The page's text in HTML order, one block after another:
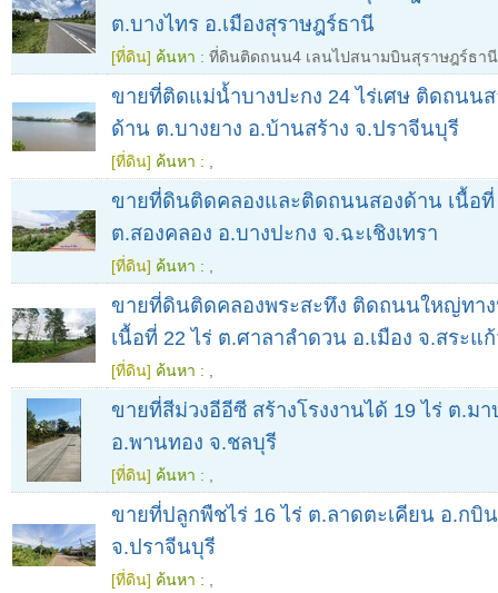
ต.บางไทร อ.เมืองสุราษฎร์ธานี
[ที่ดิน] ค้นหา : ที่ดินติดถนน4 เลนไปสนามบินสุราษฎร์ธานี
ขายที่ติดแม่น้ำบางปะกง 24 ไร่เศษ ติดถนน
ด้าน ต.บางยาง อ.บ้านสร้าง จ.ปราจีนบุรี
[ที่ดิน] ค้นหา :
ขายที่ดินติดคลองและติดถนนสองด้าน เนื้อที่
ต.สองคลอง อ.บางปะกง จ.ฉะเชิงเทรา
[ที่ดิน] ค้นหา :
ขายที่ดินติดคลองพระสะทึง ติดถนนใหญ่ทาง
เนื้อที่ 22 ไร่ ต.ศาลาลำดวน อ.เมือง จ.สระแ
[ที่ดิน] ค้นหา :
ขายที่สีม่วงอีอีซี สร้างโรงงานได้ 19 ไร่ ต.มา
อ.พานทอง จ.ชลบุรี
[ที่ดิน] ค้นหา :
ขายที่ปลูกพืชไร่ 16 ไร่ ต.ลาดตะเคียน อ.กบิ
จ.ปราจีนบุรี
[ที่ดิน] ค้นหา :